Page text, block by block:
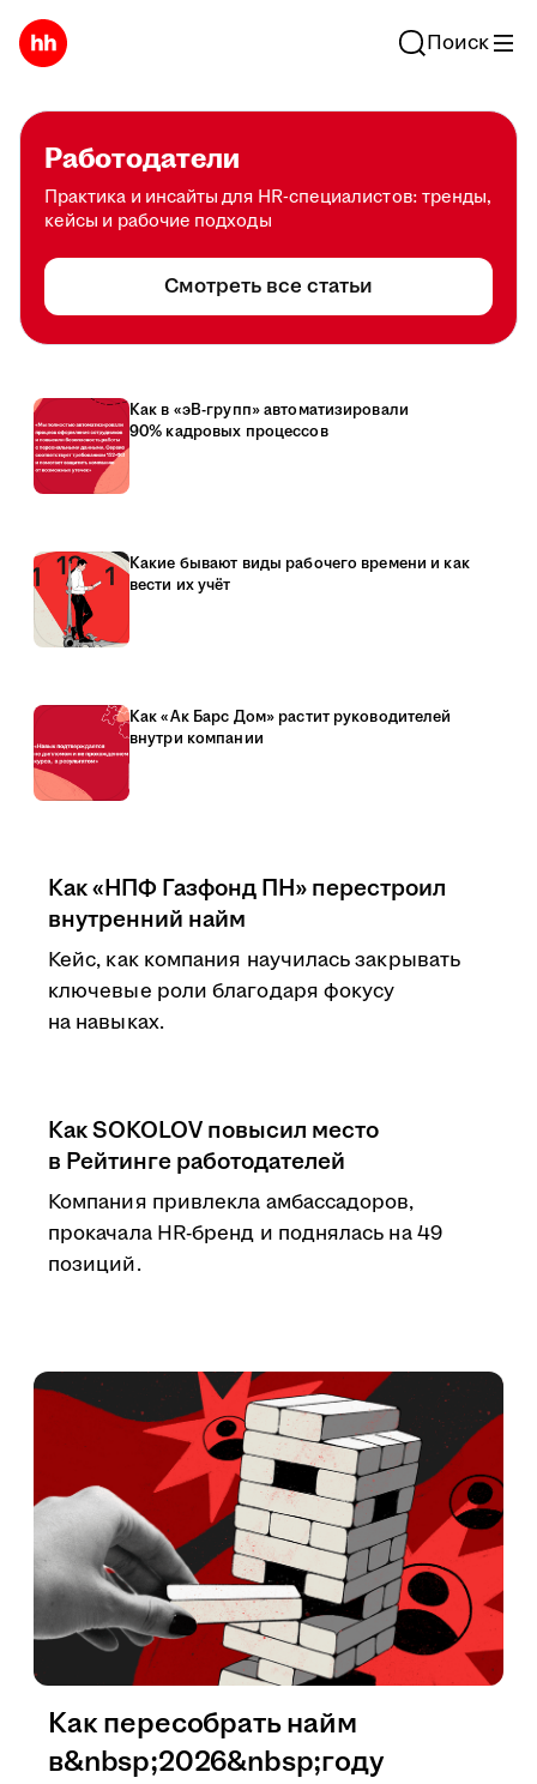
Поиск
Работодатели
Практика и инсайты для HR-специалистов: тренды,
кейсы и рабочие подходы
Смотреть все статьи
Как в «эВ-групп» автоматизировали
90% кадровых процессов
Какие бывают виды рабочего времени и как
вести их учёт
Как «Ак Барс Дом» растит руководителей
внутри компании
Как «НПФ Газфонд ПН» перестроил
внутренний найм
Кейс, как компания научилась закрывать
ключевые роли благодаря фокусу
на навыках.
Как SOKOLOV повысил место
в Рейтинге работодателей
Компания привлекла амбассадоров,
прокачала HR-бренд и поднялась на 49
позиций.
Как пересобрать найм
в&nbsp;2026&nbsp;году